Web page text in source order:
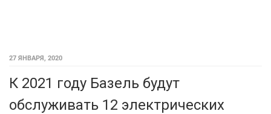
27 ЯНВАРЯ, 2020
К 2021 году Базель будут
обслуживать 12 электрических